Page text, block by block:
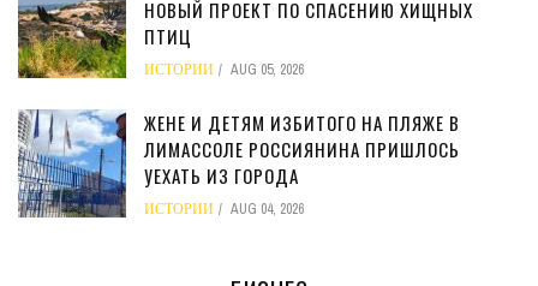
НОВЫЙ ПРОЕКТ ПО СПАСЕНИЮ ХИЩНЫХ
ПТИЦ
ИСТОРИИ AUG 05, 2026
ЖЕНЕ И ДЕТЯМ ИЗБИТОГО НА ПЛЯЖЕ В
ЛИМАССОЛЕ РОССИЯНИНА ПРИШЛОСЬ
УЕХАТЬ ИЗ ГОРОДА
ИСТОРИИ AUG 04, 2026